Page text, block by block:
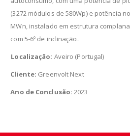
(3272 módulos de 580Wp) e potência
MWn, instalado em estrutura
com 5-6º de inclinação.
Localização: Aveiro (Portugal)
Cliente: Greenvolt Next
Ano de Conclusão: 2023